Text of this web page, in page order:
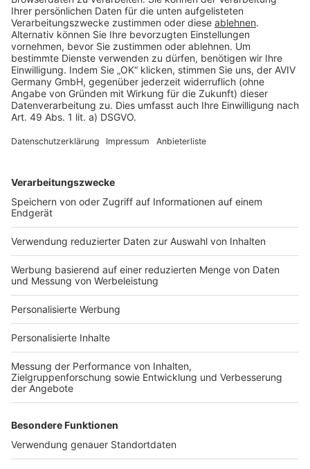
Rechtliches
AGB-Übersicht
Datenschutz
Impressum
Services
Bauprojekt-Quiz
Häuser-Suche
Hausanbieter-Suche
Bauprojekt-Profil
Für Unternehmen
Ihre Baufirma auf bauen.de
Kostenloses Infogespräch